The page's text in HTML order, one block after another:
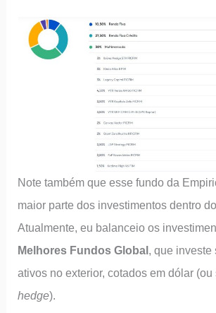
Note também que esse fundo da
maior parte dos investimentos dentro
Atualmente, eu balanceio os
Melhores Fundos Global , que investe
ativos no exterior, cotados em dólar (ou
hedge).